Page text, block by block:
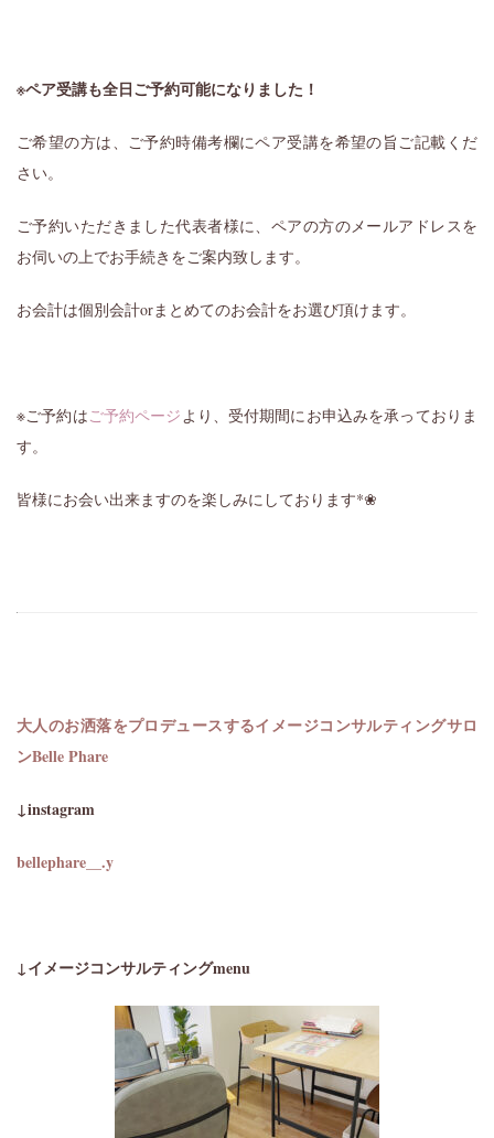
※ペア受講も全日ご予約可能になりました！
ご希望の方は、ご予約時備考欄にペア受講を希望の旨ご記載くだ
さい。
ご予約いただきました代表者様に、ペアの方のメールアドレスを
お伺いの上でお手続きをご案内致します。
お会計は個別会計orまとめてのお会計をお選び頂けます。
※ご予約はご予約ページより、受付期間にお申込みを承っておりま
す。
皆様にお会い出来ますのを楽しみにしております*❀
大人のお洒落をプロデュースするイメージコンサルティングサロ
ンBelle Phare
↓instagram
bellephare__.y
↓イメージコンサルティングmenu